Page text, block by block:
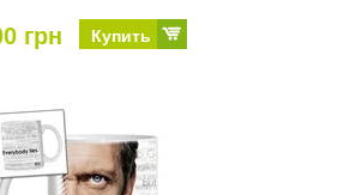
грн Купить